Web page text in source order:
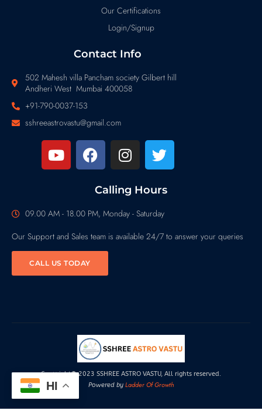
Our Certifications
Login/Signup
Contact Info
502 Mahesh villa Pancham society Gilbert hill
Andheri West Mumbai 400058
+91-790-0037-153
sshreeastrovastu@gmail.com
Calling Hours
09.00 AM - 18.00 PM, Monday - Saturday
Our Support and Sales team is available 24/7 to answer your queries
CALL US TODAY
Copyright© 2023 SSHREE ASTRO VASTU, All rights reserved.
Powered by Ladder Of Growth
HI